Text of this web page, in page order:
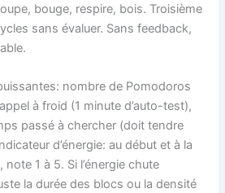
bouge, respire, bois. Troisième
sans évaluer. Sans feedback,
nombre de Pomodoros
à froid (1 minute d’auto-test),
passé à chercher (doit tendre
d’énergie: au début et à la
1 à 5. Si l’énergie chute
la durée des blocs ou la densité